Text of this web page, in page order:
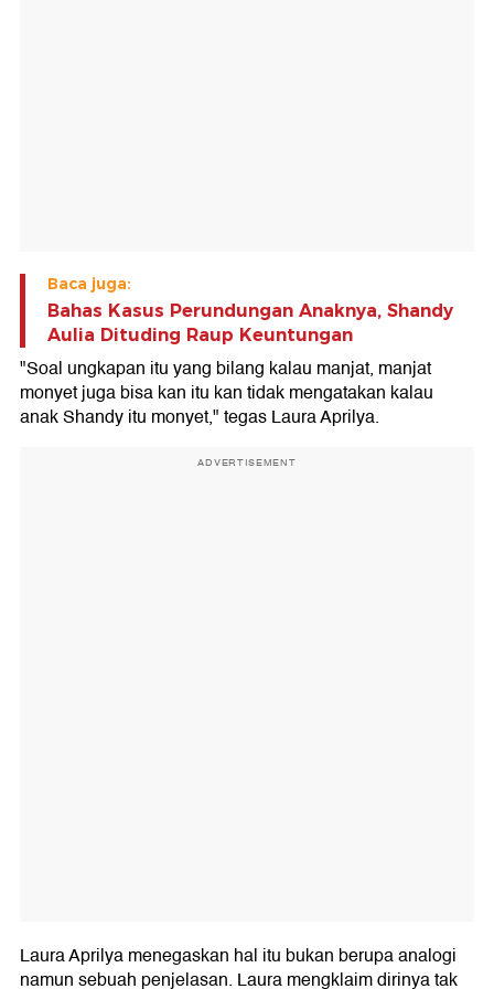
Baca juga:
Bahas Kasus Perundungan Anaknya, Shandy
Aulia Dituding Raup Keuntungan
"Soal ungkapan itu yang bilang kalau manjat, manjat
monyet juga bisa kan itu kan tidak mengatakan kalau
anak Shandy itu monyet," tegas Laura Aprilya.
ADVERTISEMENT
Laura Aprilya menegaskan hal itu bukan berupa analogi
namun sebuah penjelasan. Laura mengklaim dirinya tak